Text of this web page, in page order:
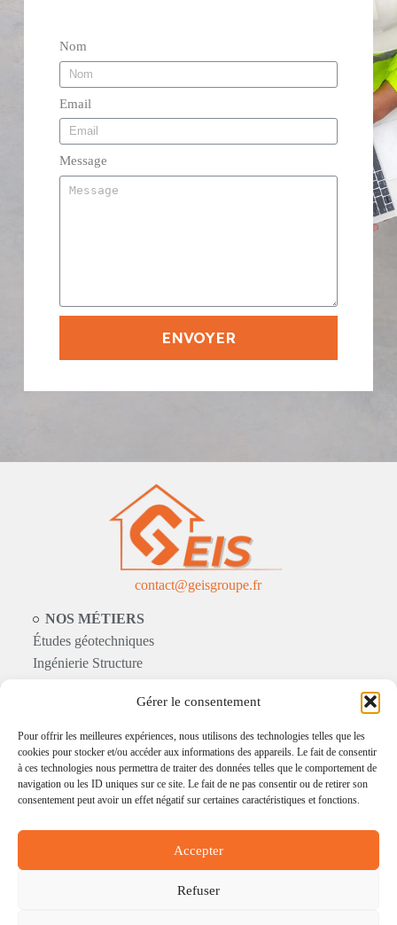
Gérer le consentement
Pour offrir les meilleures expériences, nous utilisons des technologies telles que les
cookies pour stocker et/ou accéder aux informations des appareils. Le fait de consentir
à ces technologies nous permettra de traiter des données telles que le comportement de
navigation ou les ID uniques sur ce site. Le fait de ne pas consentir ou de retirer son
consentement peut avoir un effet négatif sur certaines caractéristiques et fonctions.
Accepter
Refuser
Nom
Email
Message
ENVOYER
contact@geisgroupe.fr
NOS MÉTIERS
Études géotechniques
Ingénierie Structure
Particuliers
Industriels
Entreprises du BTP
Secteur public